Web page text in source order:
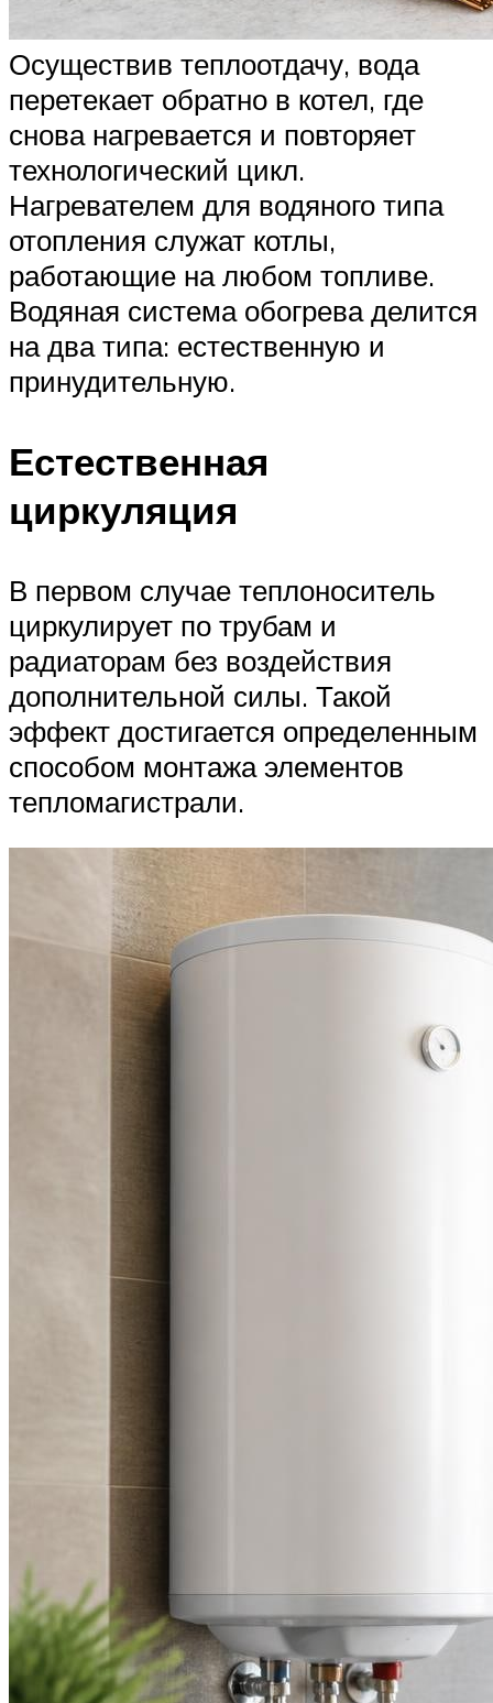
Осуществив теплоотдачу, вода
перетекает обратно в котел, где
снова нагревается и повторяет
технологический цикл.
Нагревателем для водяного типа
отопления служат котлы,
работающие на любом топливе.
Водяная система обогрева делится
на два типа: естественную и
принудительную.
Естественная
циркуляция
В первом случае теплоноситель
циркулирует по трубам и
радиаторам без воздействия
дополнительной силы. Такой
эффект достигается определенным
способом монтажа элементов
тепломагистрали.